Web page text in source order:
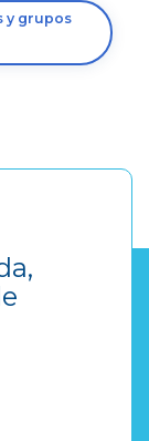
y grupos